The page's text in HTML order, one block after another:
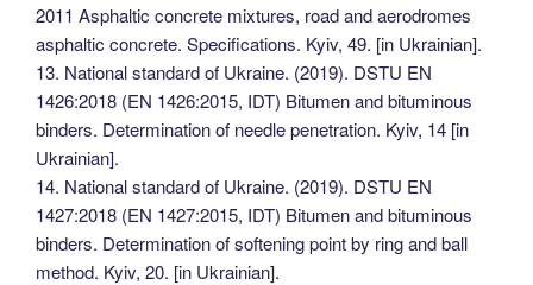
2011 Asphaltic concrete mixtures, road and aerodromes
asphaltic concrete. Specifications. Kyiv, 49. [in Ukrainian].
13. National standard of Ukraine. (2019). DSTU EN
1426:2018 (EN 1426:2015, IDT) Bitumen and bituminous
binders. Determination of needle penetration. Kyiv, 14 [in
Ukrainian].
14. National standard of Ukraine. (2019). DSTU EN
1427:2018 (EN 1427:2015, IDT) Bitumen and bituminous
binders. Determination of softening point by ring and ball
method. Kyiv, 20. [in Ukrainian].